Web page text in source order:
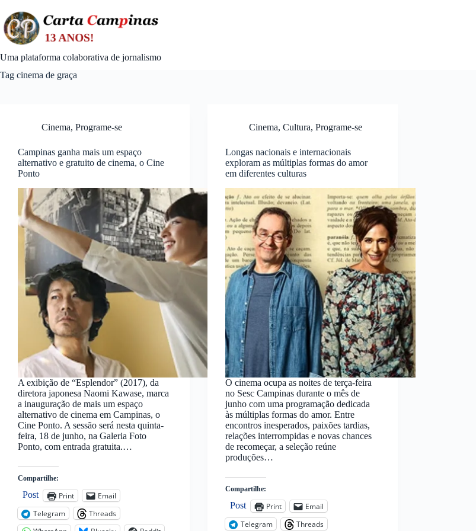
content
Uma plataforma colaborativa de jornalismo
Tag cinema de graça
Cinema, Programe-se
Campinas ganha mais um espaço
alternativo e gratuito de cinema, o Cine
Ponto
A exibição de “Esplendor” (2017), da
diretora japonesa Naomi Kawase, marca
a inauguração de mais um espaço
alternativo de cinema em Campinas, o
Cine Ponto. A sessão será nesta quinta-
feira, 18 de junho, na Galeria Foto
Ponto, com entrada gratuita.…
Compartilhe:
Post Print
Email
Telegram
Threads
Cinema,Cultura,Programe-se
Longas nacionais e internacionais
exploram as múltiplas formas do amor
em diferentes culturas
O cinema ocupa as noites de terça-feira
no Sesc Campinas durante o mês de
junho com uma programação dedicada
às múltiplas formas do amor. Entre
encontros inesperados, paixões tardias,
relações interrompidas e novas chances
de recomeçar, a seleção reúne
produções…
Compartilhe:
Post Print
Email
Telegram
Threads